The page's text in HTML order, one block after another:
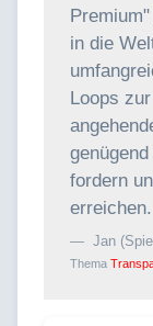
in die
Loops
fordern
erreichen.
Jan
Thema